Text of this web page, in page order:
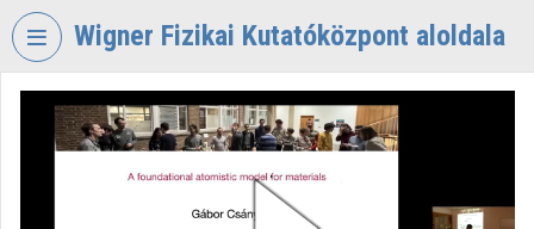
Fejléc kihagyása
Wigner Fizikai Kutatóközpont aloldala
VIDEOTORIUM